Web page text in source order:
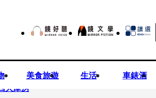
美食旅遊 生活 車錶酒
大庫房